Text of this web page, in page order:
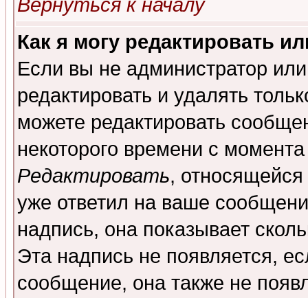
Вернуться к началу
Как я могу редактировать
Если вы не администратор
редактировать и удалять
можете редактировать
некоторого времени с
Редактировать,
уже ответил на ваше
надпись, она показывает
Эта надпись не появляется,
сообщение, она также не